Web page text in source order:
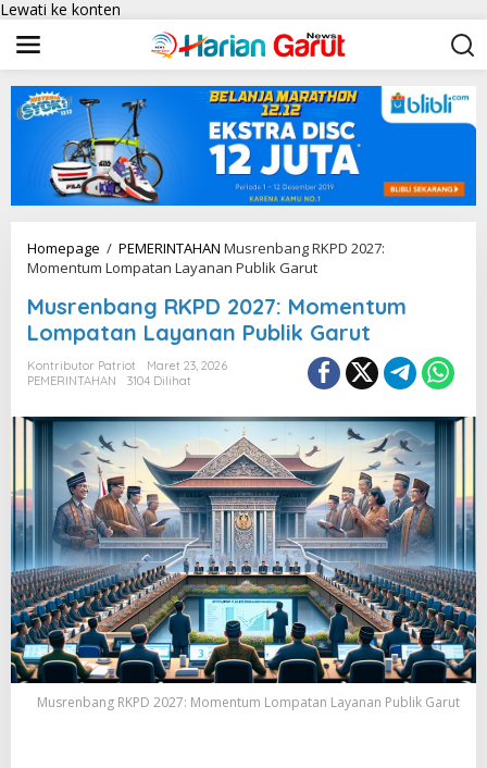
Lewati ke konten
Homepage / PEMERINTAHAN Musrenbang RKPD 2027:
Momentum Lompatan Layanan Publik Garut
Musrenbang RKPD 2027: Momentum
Lompatan Layanan Publik Garut
Kontributor Patriot
Maret 23, 2026
PEMERINTAHAN
3104 Dilihat
Musrenbang RKPD 2027: Momentum Lompatan Layanan Publik Garut